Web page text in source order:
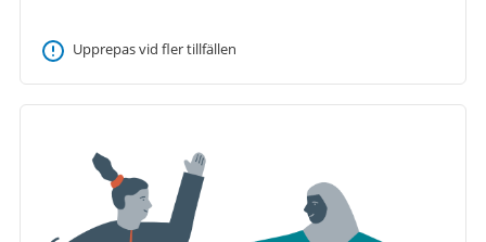
Upprepas vid fler tillfällen